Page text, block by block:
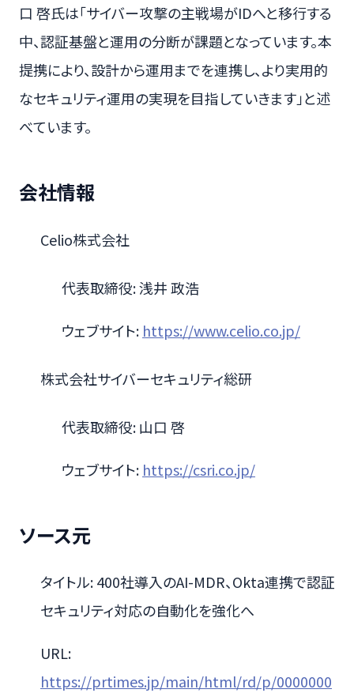
口 啓氏は「サイバー攻撃の主戦場がIDへと移行する
中、認証基盤と運用の分断が課題となっています。本
提携により、設計から運用までを連携し、より実用的
なセキュリティ運用の実現を目指していきます」と述
べています。
会社情報
Celio株式会社
代表取締役: 浅井 政浩
ウェブサイト: https://www.celio.co.jp/
株式会社サイバーセキュリティ総研
代表取締役: 山口 啓
ウェブサイト: https://csri.co.jp/
ソース元
タイトル: 400社導入のAI-MDR、Okta連携で認証
セキュリティ対応の自動化を強化へ
URL:
https://prtimes.jp/main/html/rd/p/0000000